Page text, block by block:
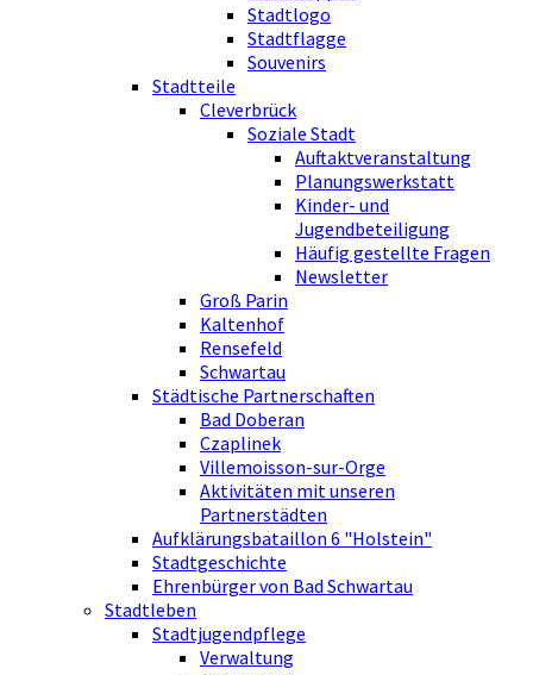
Stadtlogo
Stadtflagge
Souvenirs
Stadtteile
Cleverbrück
Soziale Stadt
Auftaktveranstaltung
Planungswerkstatt
Kinder- und
Jugendbeteiligung
Häufig gestellte Fragen
Newsletter
Groß Parin
Kaltenhof
Rensefeld
Schwartau
Städtische Partnerschaften
Bad Doberan
Czaplinek
Villemoisson-sur-Orge
Aktivitäten mit unseren
Partnerstädten
Aufklärungsbataillon 6 "Holstein"
Stadtgeschichte
Ehrenbürger von Bad Schwartau
Stadtleben
Stadtjugendpflege
Verwaltung